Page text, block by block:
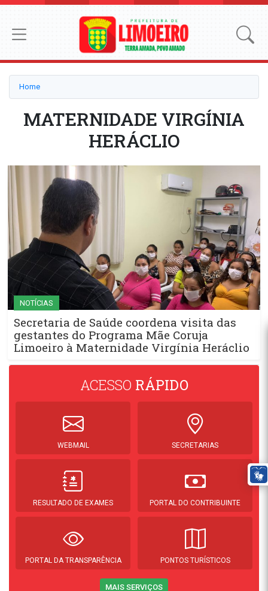
Home
MATERNIDADE VIRGÍNIA
HERÁCLIO
NOTÍCIAS
Secretaria de Saúde coordena visita das
gestantes do Programa Mãe Coruja
Limoeiro à Maternidade Virgínia Heráclio
ACESSO RÁPIDO
WEBMAIL SECRETARIAS
RESULTADO DE EXAMES PORTAL DO CONTRIBUINTE
PORTAL DA TRANSPARÊNCIA PONTOS TURÍSTICOS
MAIS SERVIÇOS